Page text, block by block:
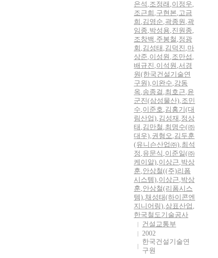
은석 ,조정래 ,이정우,
조근희 ,구현본,고금
희 ,김영순,곽종원 ,곽
임종,박성용,진원종,
조창백 ,주봉철 ,정광
회 ,김성태 ,김덕진 ,마
상준,이성원 ,조만섭 ,
배규진 ,이석원 ,서경
원(한국건설기술연
구원),이완수,강동
옥,송종걸 ,최호근,윤
군진(삼성물산),조민
수,이준호,김홍기(대
림산업),김성재 ,정상
태 ,김만철 ,최명수(㈜
대우),권형오,김두훈
(유니슨산업㈜),최석
정 ,유문식 ,이준일(㈜
케이알),이상근,박상
훈,안상철((주)리폼
시스템),이상근,박상
훈,안상철(리폼시스
템),채성태(하이콘엔
지니어링),삼표산업 ,
한국철도기술공사
건설교통부
2002
한국건설기술연
구원